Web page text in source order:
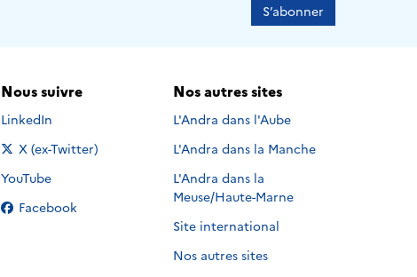
S’abonner
Nous suivre
Nous suivre sur
LinkedIn
Nous suivre sur
X (ex-Twitter)
Nous suivre sur
YouTube
Nous suivre sur
Facebook
Nos autres sites
L'Andra dans l'Aube
L'Andra dans la Manche
L'Andra dans la
Meuse/Haute-Marne
Site international
Nos autres sites